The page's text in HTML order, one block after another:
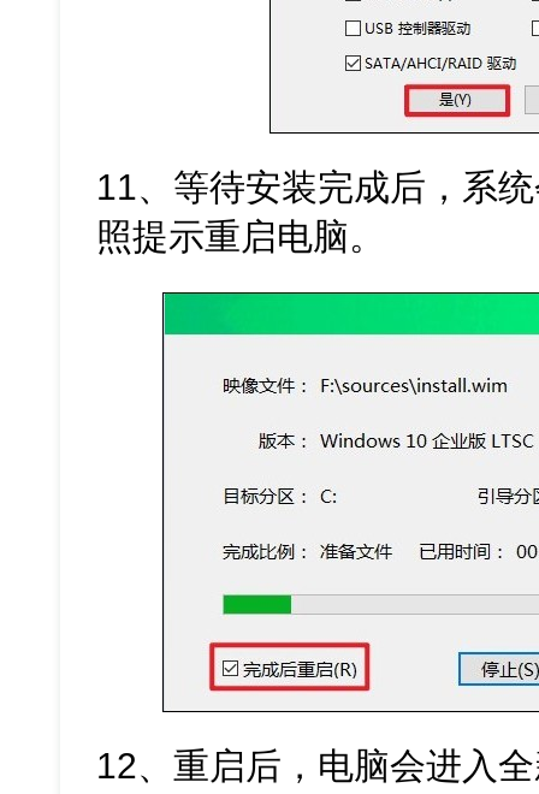
11、等待安装完成后，系
照提示重启电脑。
12、重启后，电脑会进入